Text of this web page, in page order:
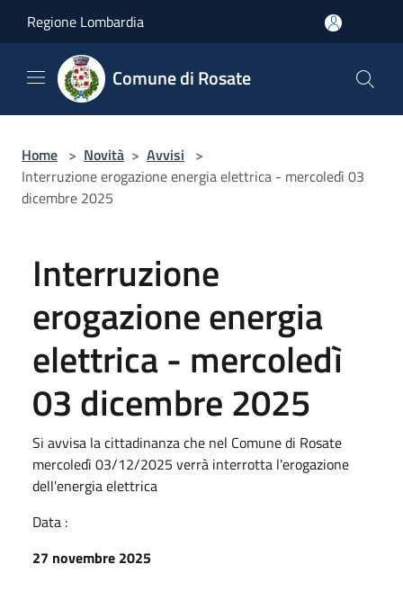
Regione Lombardia
Comune di Rosate
Home > Novità > Avvisi >
Interruzione erogazione energia elettrica - mercoledì 03
dicembre 2025
Interruzione
erogazione energia
elettrica - mercoledì
03 dicembre 2025
Si avvisa la cittadinanza che nel Comune di Rosate
mercoledì 03/12/2025 verrà interrotta l'erogazione
dell'energia elettrica
Data :
27 novembre 2025